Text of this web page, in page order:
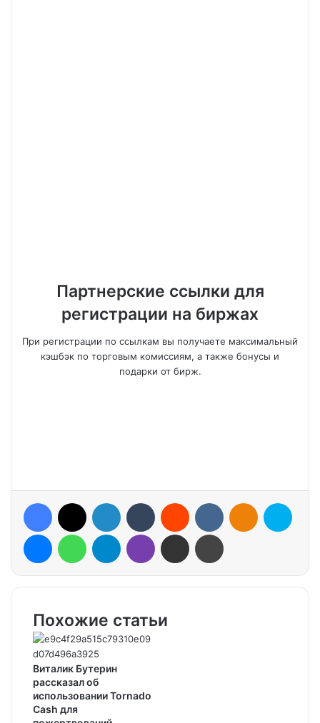
Партнерские ссылки для
регистрации на биржах
При регистрации по ссылкам вы получаете максимальный
кэшбэк по торговым комиссиям, а также бонусы и
подарки от бирж.
Похожие статьи
Виталик Бутерин
рассказал об
использовании Tornado
Cash для